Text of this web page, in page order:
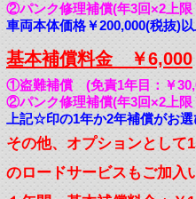
②パンク修理補償(年3回×2上限
車両本体価格￥200,000(税抜)以
基本補償料金 ￥6,000
①盗難補償 (免責1年目：￥
②パンク修理補償(年3回×2上限
上記☆印の1年か2年補償がお
その他、オプションとして
のロードサービスもご加入